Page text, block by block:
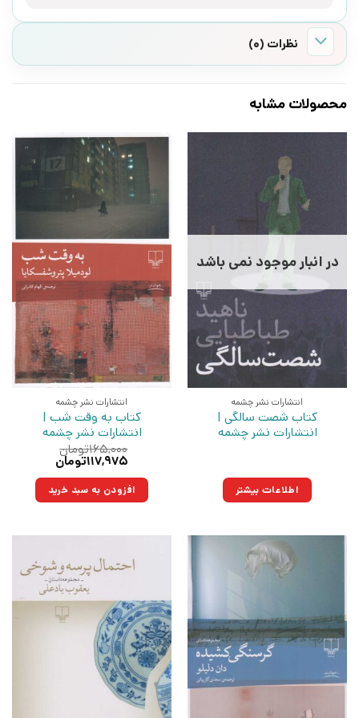
نظرات (0)
محصولات مشابه
در انبار موجود نمی باشد
انتشارات نشر چشمه
کتاب شصت سالگی |
انتشارات نشر چشمه
اطلاعات بیشتر
انتشارات نشر چشمه
کتاب به وقت شب |
انتشارات نشر چشمه
۱۶۵,۰۰۰تومان
قیمت
۱۶۵,۰۰۰تومان
بود.
۱۱۷,۹۷۵تومان
۱۱۷,۹۷۵تومان.افزودن به سبد خرید